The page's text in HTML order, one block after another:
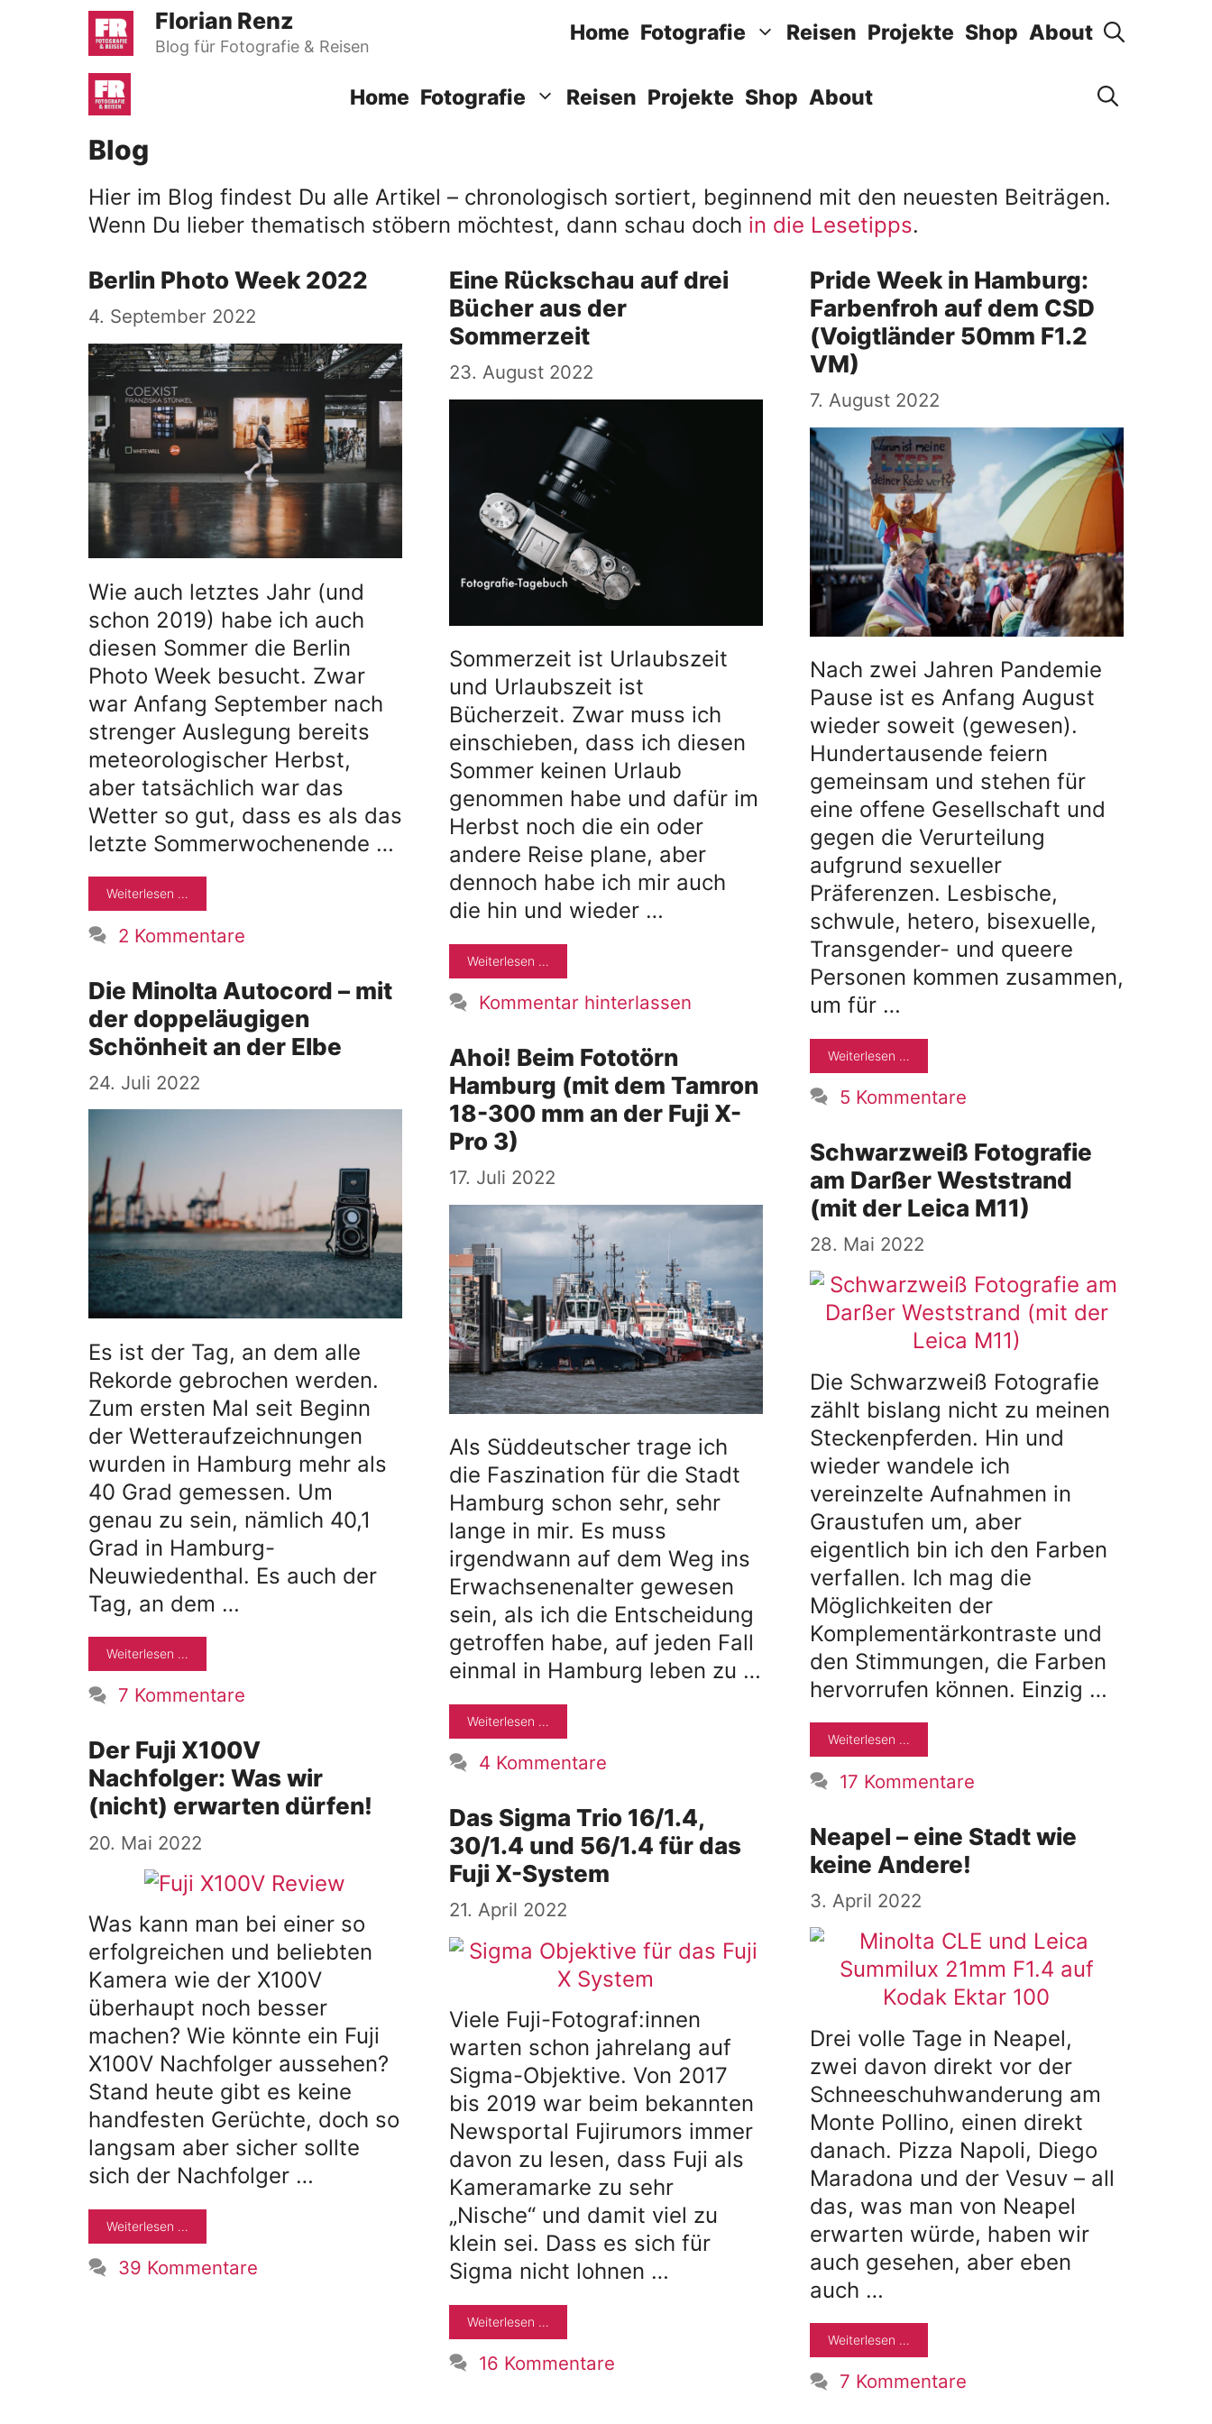
springen
Florian Renz
Blog für Fotografie & Reisen
Home Fotografie Reisen Projekte Shop About
Home Fotografie Reisen Projekte Shop About
Blog
Hier im Blog findest Du alle Artikel – chronologisch sortiert, beginnend mit den neuesten Beiträgen.
Wenn Du lieber thematisch stöbern möchtest, dann schau doch in die Lesetipps.
Berlin Photo Week 2022
4. September 2022
Wie auch letztes Jahr (und
schon 2019) habe ich auch
diesen Sommer die Berlin
Photo Week besucht. Zwar
war Anfang September nach
strenger Auslegung bereits
meteorologischer Herbst,
aber tatsächlich war das
Wetter so gut, dass es als das
letzte Sommerwochenende …
Weiterlesen …
2 Kommentare
Eine Rückschau auf drei
Bücher aus der
Sommerzeit
23. August 2022
Sommerzeit ist Urlaubszeit
und Urlaubszeit ist
Bücherzeit. Zwar muss ich
einschieben, dass ich diesen
Sommer keinen Urlaub
genommen habe und dafür im
Herbst noch die ein oder
andere Reise plane, aber
dennoch habe ich mir auch
die hin und wieder …
Weiterlesen …
Kommentar hinterlassen
Pride Week in Hamburg:
Farbenfroh auf dem CSD
(Voigtländer 50mm F1.2
VM)
7. August 2022
Nach zwei Jahren Pandemie
Pause ist es Anfang August
wieder soweit (gewesen).
Hundertausende feiern
gemeinsam und stehen für
eine offene Gesellschaft und
gegen die Verurteilung
aufgrund sexueller
Präferenzen. Lesbische,
schwule, hetero, bisexuelle,
Transgender- und queere
Personen kommen zusammen,
um für …
Weiterlesen …
5 Kommentare
Die Minolta Autocord – mit
der doppeläugigen
Schönheit an der Elbe
24. Juli 2022
Es ist der Tag, an dem alle
Rekorde gebrochen werden.
Zum ersten Mal seit Beginn
der Wetteraufzeichnungen
wurden in Hamburg mehr als
40 Grad gemessen. Um
genau zu sein, nämlich 40,1
Grad in Hamburg-
Neuwiedenthal. Es auch der
Tag, an dem …
Weiterlesen …
7 Kommentare
Ahoi! Beim Fototörn
Hamburg (mit dem Tamron
18-300 mm an der Fuji X-
Pro 3)
17. Juli 2022
Als Süddeutscher trage ich
die Faszination für die Stadt
Hamburg schon sehr, sehr
lange in mir. Es muss
irgendwann auf dem Weg ins
Erwachsenenalter gewesen
sein, als ich die Entscheidung
getroffen habe, auf jeden Fall
einmal in Hamburg leben zu …
Weiterlesen …
4 Kommentare
Schwarzweiß Fotografie
am Darßer Weststrand
(mit der Leica M11)
28. Mai 2022
Die Schwarzweiß Fotografie
zählt bislang nicht zu meinen
Steckenpferden. Hin und
wieder wandele ich
vereinzelte Aufnahmen in
Graustufen um, aber
eigentlich bin ich den Farben
verfallen. Ich mag die
Möglichkeiten der
Komplementärkontraste und
den Stimmungen, die Farben
hervorrufen können. Einzig …
Weiterlesen …
17 Kommentare
Der Fuji X100V
Nachfolger: Was wir
(nicht) erwarten dürfen!
20. Mai 2022
Was kann man bei einer so
erfolgreichen und beliebten
Kamera wie der X100V
überhaupt noch besser
machen? Wie könnte ein Fuji
X100V Nachfolger aussehen?
Stand heute gibt es keine
handfesten Gerüchte, doch so
langsam aber sicher sollte
sich der Nachfolger …
Weiterlesen …
39 Kommentare
Das Sigma Trio 16/1.4,
30/1.4 und 56/1.4 für das
Fuji X-System
21. April 2022
Viele Fuji-Fotograf:innen
warten schon jahrelang auf
Sigma-Objektive. Von 2017
bis 2019 war beim bekannten
Newsportal Fujirumors immer
davon zu lesen, dass Fuji als
Kameramarke zu sehr
„Nische“ und damit viel zu
klein sei. Dass es sich für
Sigma nicht lohnen …
Weiterlesen …
16 Kommentare
Neapel – eine Stadt wie
keine Andere!
3. April 2022
Drei volle Tage in Neapel,
zwei davon direkt vor der
Schneeschuhwanderung am
Monte Pollino, einen direkt
danach. Pizza Napoli, Diego
Maradona und der Vesuv – all
das, was man von Neapel
erwarten würde, haben wir
auch gesehen, aber eben
auch …
Weiterlesen …
7 Kommentare